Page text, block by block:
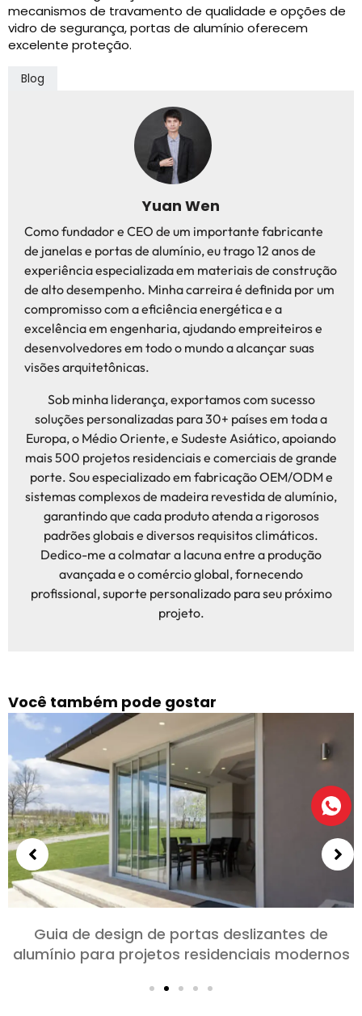
mecanismos de travamento de qualidade e opções de
vidro de segurança, portas de alumínio oferecem
excelente proteção.
Blog
Yuan Wen
Como fundador e CEO de um importante fabricante
de janelas e portas de alumínio, eu trago 12 anos de
experiência especializada em materiais de construção
de alto desempenho. Minha carreira é definida por um
compromisso com a eficiência energética e a
excelência em engenharia, ajudando empreiteiros e
desenvolvedores em todo o mundo a alcançar suas
visões arquitetônicas.
Sob minha liderança, exportamos com sucesso
soluções personalizadas para 30+ países em toda a
Europa, o Médio Oriente, e Sudeste Asiático, apoiando
mais 500 projetos residenciais e comerciais de grande
porte. Sou especializado em fabricação OEM/ODM e
sistemas complexos de madeira revestida de alumínio,
garantindo que cada produto atenda a rigorosos
padrões globais e diversos requisitos climáticos.
Dedico-me a colmatar a lacuna entre a produção
avançada e o comércio global, fornecendo
profissional, suporte personalizado para seu próximo
projeto.
Você também pode gostar
Guia de design de portas deslizantes de
alumínio para projetos residenciais modernos